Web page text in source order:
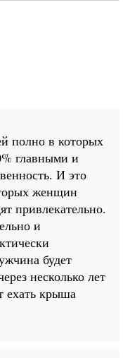
полно в которых
главными и
И это
женщин
привлекательно.
и
будет
несколько лет
ехать крыша